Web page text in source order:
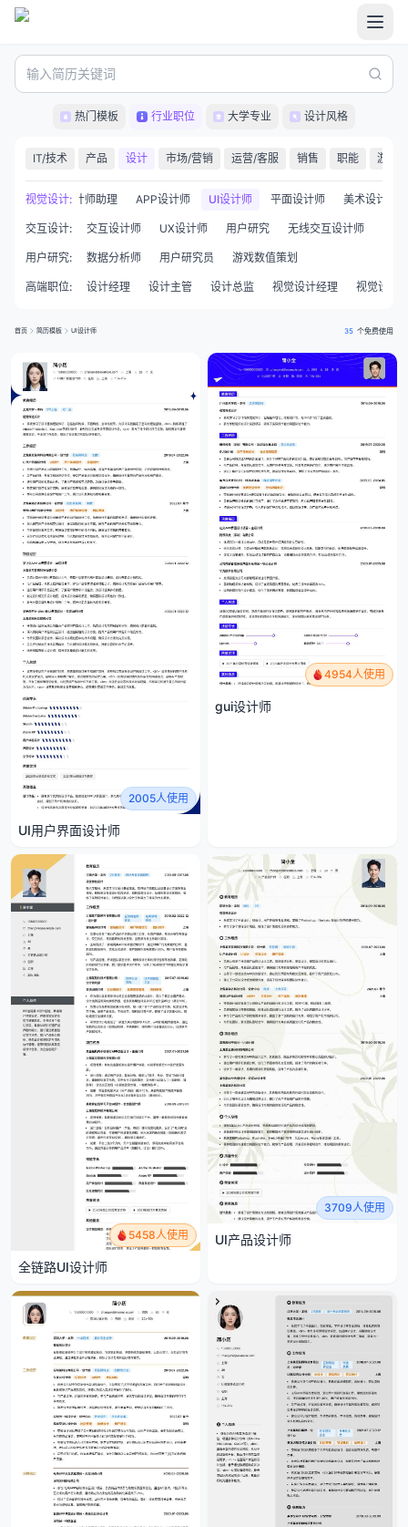
热门模板 行业职位 大学专业 设计风格
IT/技术 产品 设计 市场/营销 运营/客服 销售 职能 游戏
视觉设计:
美工 设计师助理 APP设计师 UI设计师 平面设计师 美术设计师
交互设计: 交互设计师 UX设计师 用户研究 无线交互设计师
用户研究: 数据分析师 用户研究员 游戏数值策划
高端职位: 设计经理 设计主管 设计总监 视觉设计经理 视觉设计
首页 简历模板 UI设计师 35 个免费使用
2005人使用
UI用户界面设计师
4954人使用
gui设计师
5458人使用
全链路UI设计师
3709人使用
UI产品设计师